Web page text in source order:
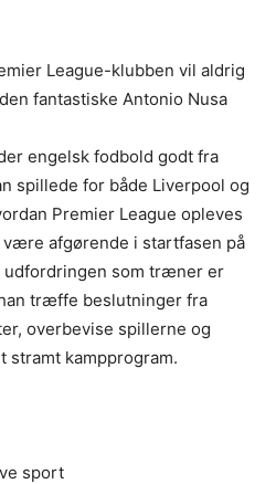
League-klubben vil aldrig
fantastiske Antonio Nusa
engelsk fodbold godt fra
spillede for både Liverpool og
Premier League opleves
afgørende i startfasen på
udfordringen som træner er
træffe beslutninger fra
overbevise spillerne og
stramt kampprogram.
sport